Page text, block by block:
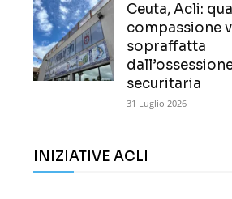
Ceuta, Acli:
compassione
sopraffatta
securitaria
31 Luglio 2026
INIZIATIVE ACLI